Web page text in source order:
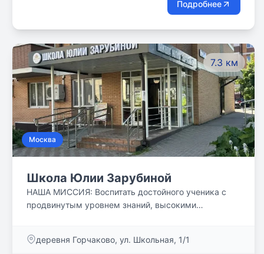
Подробнее
7.3 км
Москва
Школа Юлии Зарубиной
НАША МИССИЯ: Воспитать достойного ученика с
продвинутым уровнем знаний, высокими
следующую ступень образования.
деревня Горчаково, ул. Школьная, 1/1